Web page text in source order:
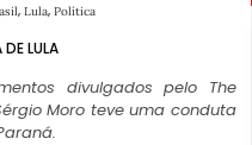
, Lula, Política
LULA
divulgados pelo The
Moro teve uma conduta